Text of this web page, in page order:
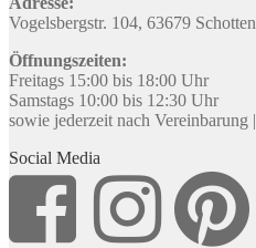
Vogelsbergstr. 104, 63679 Schotten
Öffnungszeiten:
Freitags 15:00 bis 18:00 Uhr
Samstags 10:00 bis 12:30 Uhr
sowie jederzeit nach Vereinbarung |
Social Media